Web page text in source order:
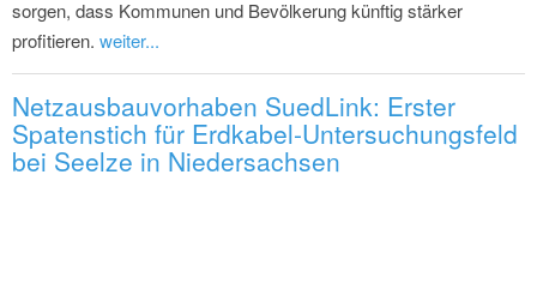
sorgen, dass Kommunen und Bevölkerung künftig stärker
profitieren. weiter...
Netzausbauvorhaben SuedLink: Erster
Spatenstich für Erdkabel-Untersuchungsfeld
bei Seelze in Niedersachsen